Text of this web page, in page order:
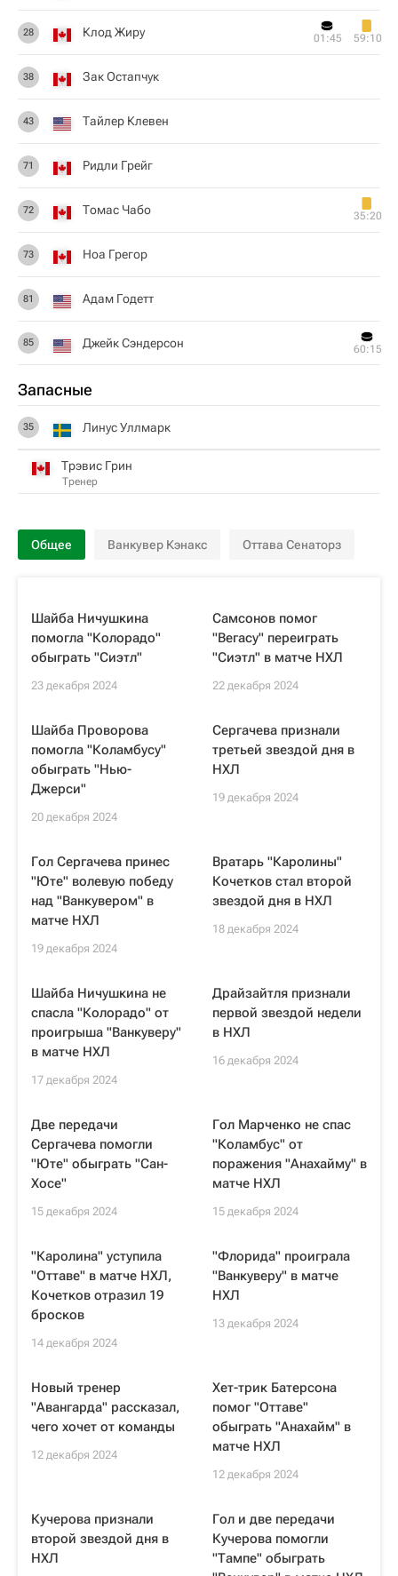
28 Клод Жиру 01:45 59:10
38 Зак Остапчук
43 Тайлер Клевен
71 Ридли Грейг
72 Томас Чабо 35:20
73 Ноа Грегор
81 Адам Годетт
85 Джейк Сэндерсон 60:15
Запасные
35 Линус Уллмарк
Трэвис Грин
Тренер
Общее Ванкувер Кэнакс Оттава Сенаторз
Шайба Ничушкина
помогла "Колорадо"
обыграть "Сиэтл"
23 декабря 2024
Самсонов помог
"Вегасу" переиграть
"Сиэтл" в матче НХЛ
22 декабря 2024
Шайба Проворова
помогла "Коламбусу"
обыграть "Нью-
Джерси"
20 декабря 2024
Сергачева признали
третьей звездой дня в
НХЛ
19 декабря 2024
Гол Сергачева принес
"Юте" волевую победу
над "Ванкувером" в
матче НХЛ
19 декабря 2024
Вратарь "Каролины"
Кочетков стал второй
звездой дня в НХЛ
18 декабря 2024
Шайба Ничушкина не
спасла "Колорадо" от
проигрыша "Ванкуверу"
в матче НХЛ
17 декабря 2024
Драйзайтля признали
первой звездой недели
в НХЛ
16 декабря 2024
Две передачи
Сергачева помогли
"Юте" обыграть "Сан-
Хосе"
15 декабря 2024
Гол Марченко не спас
"Коламбус" от
поражения "Анахайму" в
матче НХЛ
15 декабря 2024
"Каролина" уступила
"Оттаве" в матче НХЛ,
Кочетков отразил 19
бросков
14 декабря 2024
"Флорида" проиграла
"Ванкуверу" в матче
НХЛ
13 декабря 2024
Новый тренер
"Авангарда" рассказал,
чего хочет от команды
12 декабря 2024
Хет-трик Батерсона
помог "Оттаве"
обыграть "Анахайм" в
матче НХЛ
12 декабря 2024
Кучерова признали
второй звездой дня в
НХЛ
Гол и две передачи
Кучерова помогли
"Тампе" обыграть